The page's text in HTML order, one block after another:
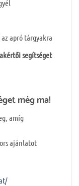
apró tárgyakra
segítséget
még ma!
amíg
ajánlatot